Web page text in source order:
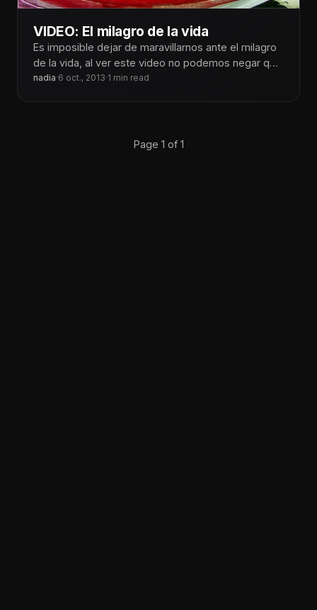
VIDEO: El milagro de la vida
Es imposible dejar de maravillarnos ante el milagro
de la vida, al ver este video no podemos negar que
somos
nadia·6 oct., 2013·1 min read
Page 1 of 1